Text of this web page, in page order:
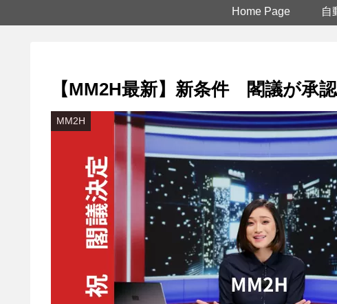
Home Page 自
【MM2H最新】新条件 閣議が承
MM2H